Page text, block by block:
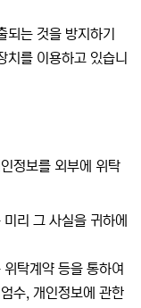
는 것을 방지하기
치를 이용하고 있습니
정보를 외부에 위탁
리 그 사실을 귀하에
탁계약 등을 통하여
수, 개인정보에 관한